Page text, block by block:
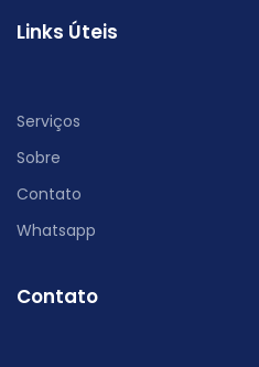
Links Úteis
Serviços
Sobre
Contato
Whatsapp
Contato